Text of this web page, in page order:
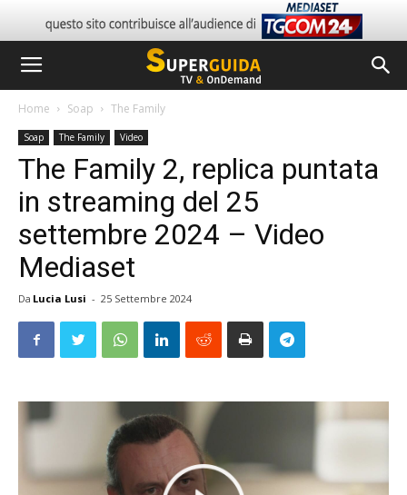
Home Soap The Family
Soap The Family Video
The Family 2, replica puntata
in streaming del 25
settembre 2024 – Video
Mediaset
Da Lucia Lusi - 25 Settembre 2024